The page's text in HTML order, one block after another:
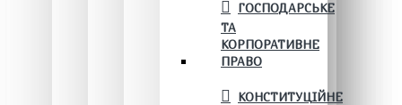
ГОСПОДАРСЬКЕ
ТА
КОРПОРАТИВНЕ
ПРАВО
КОНСТИТУЦІЙНЕ